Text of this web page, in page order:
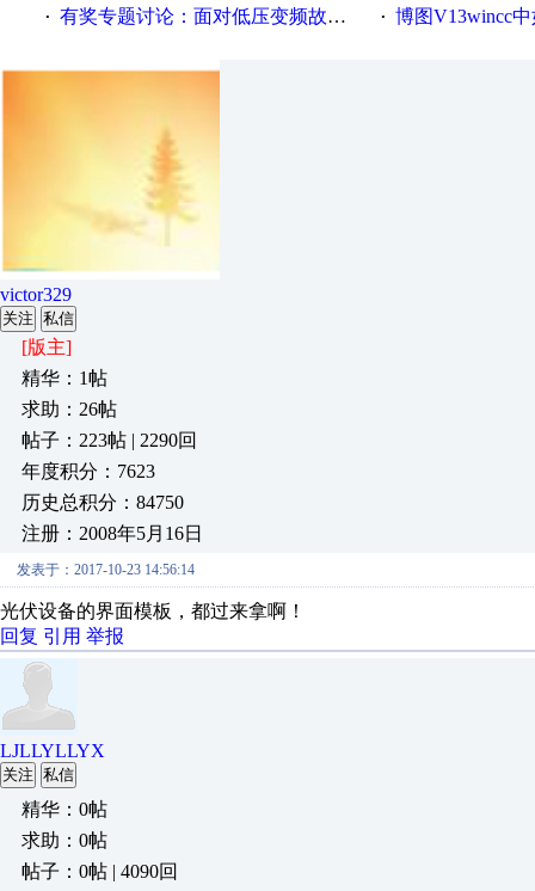
· 有奖专题讨论：面对低压变频故障，老手是这样解决的！ · 博图V13wincc中如何
victor329
关注 私信
[版主]
精华：1帖
求助：26帖
帖子：223帖 | 2290回
年度积分：7623
历史总积分：84750
注册：2008年5月16日
发表于：2017-10-23 14:56:14
光伏设备的界面模板，都过来拿啊！
回复 引用 举报
LJLLYLLYX
关注 私信
精华：0帖
求助：0帖
帖子：0帖 | 4090回